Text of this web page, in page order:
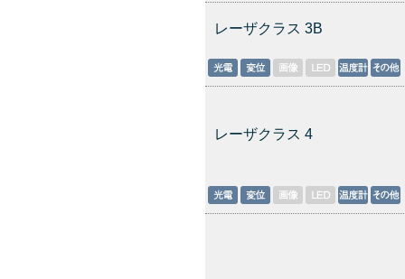
レーザクラス 3B
レーザクラス 4